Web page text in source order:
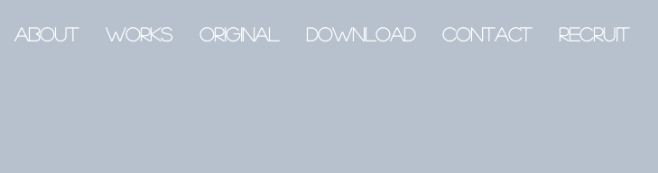
about works original download contact recruit